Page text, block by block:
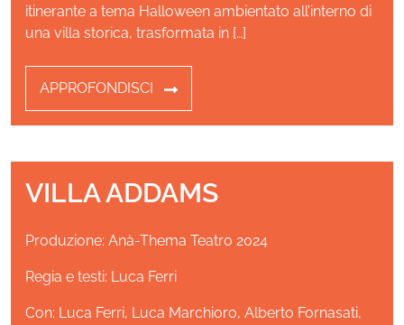
itinerante a tema Halloween ambientato all’interno di
una villa storica, trasformata in […]
APPROFONDISCI
VILLA ADDAMS
Produzione: Anà-Thema Teatro 2024
Regia e testi: Luca Ferri
Con: Luca Ferri, Luca Marchioro, Alberto Fornasati,